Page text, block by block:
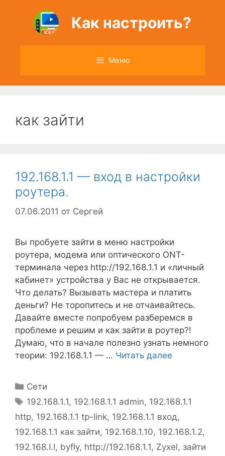
содержимому
Как настроить?
Меню
как зайти
192.168.1.1 — вход в настройки
роутера.
07.06.2011 от Сергей
Вы пробуете зайти в меню настройки
роутера, модема или оптического ONT-
терминала через http://192.168.1.1 и «личный
кабинет» устройства у Вас не открывается.
Что делать? Вызывать мастера и платить
деньги? Не торопитесь и не отчаивайтесь.
Давайте вместе попробуем разберемся в
проблеме и решим и как зайти в роутер?!
Думаю, что в начале полезно узнать немного
теории: 192.168.1.1 — … Читать далее
Рубрики
Сети
Метки
192.168.1.1, 192.168.1.1 admin, 192.168.1.1
http, 192.168.1.1 tp-link, 192.168.1.1 вход,
192.168.1.1 как зайти, 192.168.1.10, 192.168.1.2,
192.168.I.I, byfly, http://192.168.1.1, Zyxel, зайти